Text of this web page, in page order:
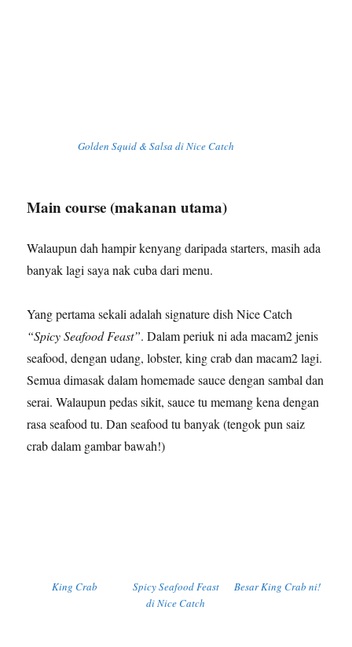
Golden Squid & Salsa di Nice Catch
Main course (makanan utama)
Walaupun dah hampir kenyang daripada starters, masih ada
banyak lagi saya nak cuba dari menu.
Yang pertama sekali adalah signature dish Nice Catch
“Spicy Seafood Feast”. Dalam periuk ni ada macam2 jenis
seafood, dengan udang, lobster, king crab dan macam2 lagi.
Semua dimasak dalam homemade sauce dengan sambal dan
serai. Walaupun pedas sikit, sauce tu memang kena dengan
rasa seafood tu. Dan seafood tu banyak (tengok pun saiz
crab dalam gambar bawah!)
King Crab
Spicy Seafood Feast
di Nice Catch
Besar King Crab ni!